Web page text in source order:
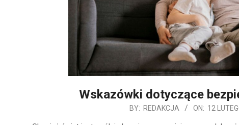
Wskazówki dotyczące
BY: REDAKCJA ON: 12